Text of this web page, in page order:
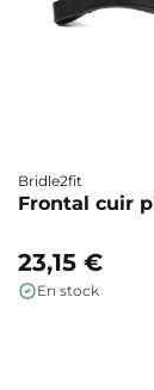
Bridle2fit
Frontal cuir
23,15 €
En stock